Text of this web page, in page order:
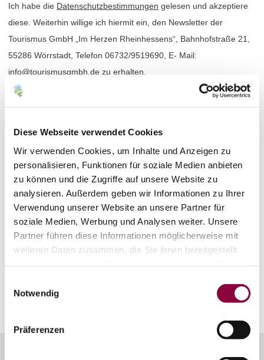
Diese Webseite verwendet Cookies
Wir verwenden Cookies, um Inhalte und Anzeigen zu
personalisieren, Funktionen für soziale Medien anbieten
zu können und die Zugriffe auf unsere Website zu
analysieren. Außerdem geben wir Informationen zu Ihrer
Verwendung unserer Website an unsere Partner für
soziale Medien, Werbung und Analysen weiter. Unsere
Partner führen diese Informationen möglicherweise mit
weiteren Daten zusammen, die Sie ihnen bereitgestellt
Notwendig
Präferenzen
KarteRheinhessen Blog
Ich habe die Datenschutzbestimmungen gelesen und akzeptiere
diese. Weiterhin willige ich hiermit ein, den Newsletter der
Tourismus GmbH „Im Herzen Rheinhessens“, Bahnhofstraße 21,
55286 Wörrstadt, Telefon 06732/9519690, E- Mail:
info@tourismusgmbh.de zu erhalten.
Abmeldelinks im Newsletter widerrufen.
Anmelden